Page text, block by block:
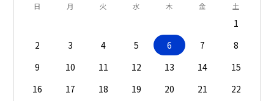
日 月 火 水 木 金 土
1
2
3 4 5 6 7
8
9
10 11 12 13 14
15
16
17 18 19 20 21
22